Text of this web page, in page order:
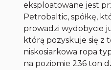
eksploatowane jest
Petrobaltic, spółkę,
prowadzi wydobycie
którą pozyskuje się z
niskosiarkowa ropa
na poziomie 236 ton